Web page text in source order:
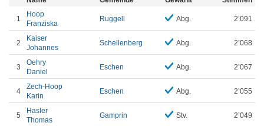
1
Hoop
Franziska
Ruggell Abg. 2’091
2
Kaiser
Johannes
Schellenberg Abg. 2’068
3
Oehry
Daniel
Eschen Abg. 2’067
4
Zech-Hoop
Karin
Eschen Abg. 2’055
5
Hasler
Thomas
Gamprin Stv. 2’049